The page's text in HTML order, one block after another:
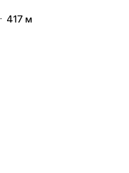
· 417 м